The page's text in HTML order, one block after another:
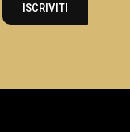
ISCRIVITI